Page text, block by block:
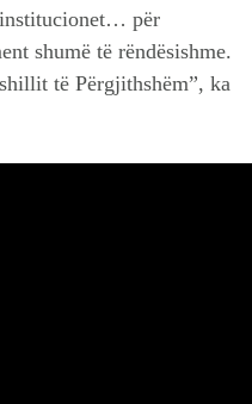
institucionet… për
shumë të rëndësishme.
të Përgjithshëm”, ka